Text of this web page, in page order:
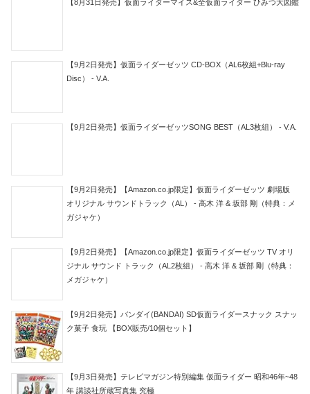
【8月31日発売】仮面ライダーマイス&全仮面ライダー ひみつ大図鑑
【9月2日発売】仮面ライダーゼッツ CD-BOX（AL6枚組+Blu-ray
Disc） - V.A.
【9月2日発売】仮面ライダーゼッツSONG BEST（AL3枚組） - V.A.
【9月2日発売】【Amazon.co.jp限定】仮面ライダーゼッツ 劇場版
オリジナル サウンドトラック（AL） - 高木 洋 & 坂部 剛（特典：メ
ガジャケ）
【9月2日発売】【Amazon.co.jp限定】仮面ライダーゼッツ TV オリ
ジナル サウンド トラック（AL2枚組） - 高木 洋 & 坂部 剛（特典：
メガジャケ）
【9月2日発売】バンダイ(BANDAI) SD仮面ライダースナック スナッ
ク菓子 食玩 【BOX販売/10個セット】
【9月3日発売】テレビマガジン特別編集 仮面ライダー 昭和46年~48
年 講談社所蔵写真集 究極